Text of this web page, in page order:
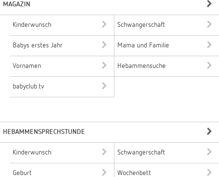
MAGAZIN
Kinderwunsch Schwangerschaft
Babys erstes Jahr Mama und Familie
Vornamen Hebammensuche
babyclub.tv
HEBAMMENSPRECHSTUNDE
Kinderwunsch Schwangerschaft
Geburt Wochenbett